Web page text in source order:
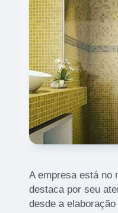
A empresa está no
destaca por seu
desde a